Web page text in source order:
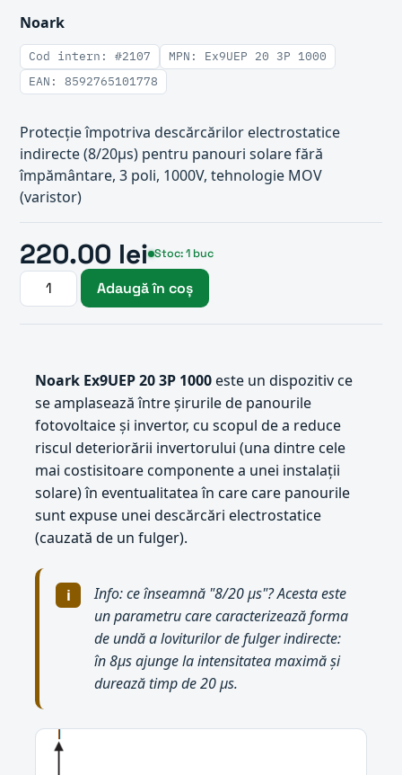
Noark
Cod intern: #2107
MPN: Ex9UEP 20 3P 1000
EAN: 8592765101778
Protecție împotriva descărcărilor electrostatice
indirecte (8/20µs) pentru panouri solare fără
împământare, 3 poli, 1000V, tehnologie MOV
(varistor)
220.00 lei Stoc: 1 buc
Adaugă în coș
Noark Ex9UEP 20 3P 1000este un dispozitiv ce
se amplasează între șirurile de panourile
fotovoltaice și invertor, cu scopul de a reduce
riscul deteriorării invertorului (una dintre cele
mai costisitoare componente a unei instalații
solare) în eventualitatea în care care panourile
sunt expuse unei descărcări electrostatice
(cauzată de un fulger).
Info: ce înseamnă "8/20 µs"? Acesta este
un parametru care caracterizează forma
de undă a loviturilor de fulger indirecte:
în 8µs ajunge la intensitatea maximă și
durează timp de 20 µs.